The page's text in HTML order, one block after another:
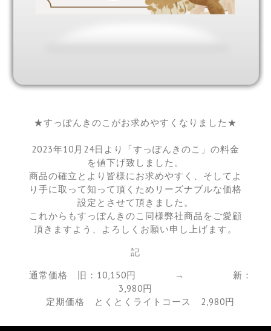
★すっぽんきのこがお求めやすくなりました★
2023年10月24日より「すっぽんきのこ」の料金
を値下げ致しました。
商品の確立とより皆様にお求めやすく、そしてよ
り手に取って知って頂くためリーズナブルな価格
設定とさせて頂きました。
これからもすっぽんきのこ同様弊社商品をご愛顧
頂きますよう、よろしくお願い申し上げます。
記
通常価格 旧：10,150円 → 新：
3,980円
定期価格 とくとくライトコース 2,980円